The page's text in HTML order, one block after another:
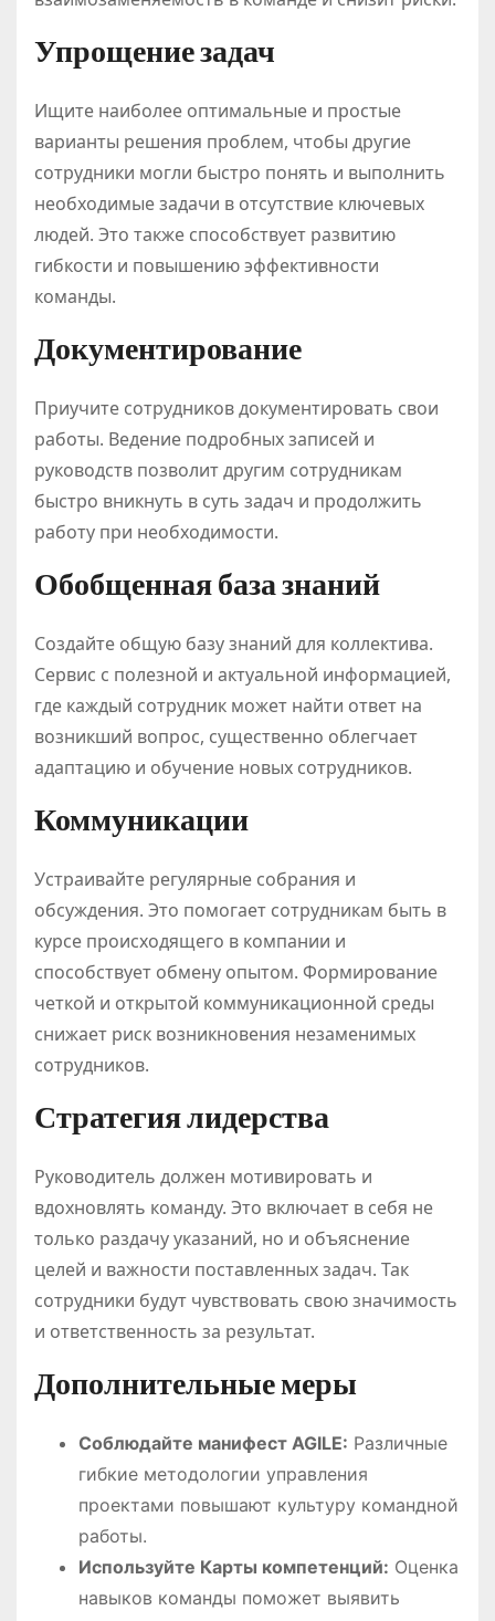
Упрощение задач
Ищите наиболее оптимальные и простые
варианты решения проблем, чтобы другие
сотрудники могли быстро понять и выполнить
необходимые задачи в отсутствие ключевых
людей. Это также способствует развитию
гибкости и повышению эффективности
команды.
Документирование
Приучите сотрудников документировать свои
работы. Ведение подробных записей и
руководств позволит другим сотрудникам
быстро вникнуть в суть задач и продолжить
работу при необходимости.
Обобщенная база знаний
Создайте общую базу знаний для коллектива.
Сервис с полезной и актуальной информацией,
где каждый сотрудник может найти ответ на
возникший вопрос, существенно облегчает
адаптацию и обучение новых сотрудников.
Коммуникации
Устраивайте регулярные собрания и
обсуждения. Это помогает сотрудникам быть в
курсе происходящего в компании и
способствует обмену опытом. Формирование
четкой и открытой коммуникационной среды
снижает риск возникновения незаменимых
сотрудников.
Стратегия лидерства
Руководитель должен мотивировать и
вдохновлять команду. Это включает в себя не
только раздачу указаний, но и объяснение
целей и важности поставленных задач. Так
сотрудники будут чувствовать свою значимость
и ответственность за результат.
Дополнительные меры
Соблюдайте манифест AGILE: Различные
гибкие методологии управления
проектами повышают культуру командной
работы.
Используйте Карты компетенций: Оценка
навыков команды поможет выявить